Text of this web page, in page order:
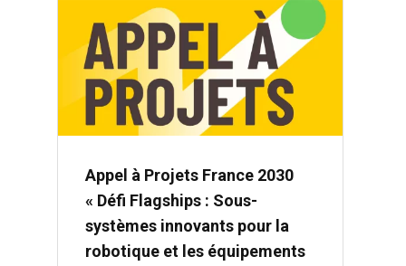
Appel à Projets France 2030
« Défi Flagships : Sous-
systèmes innovants pour la
robotique et les équipements